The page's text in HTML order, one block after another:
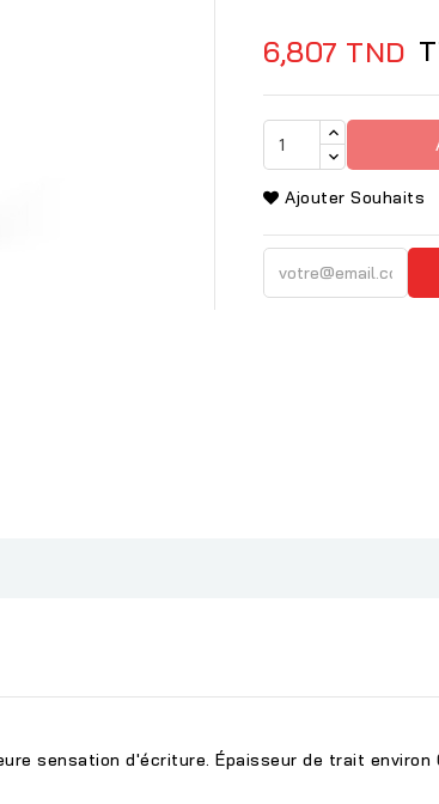
6,807 TND
Ajouter Souhaits
sensation d'écriture. Épaisseur de trait environ